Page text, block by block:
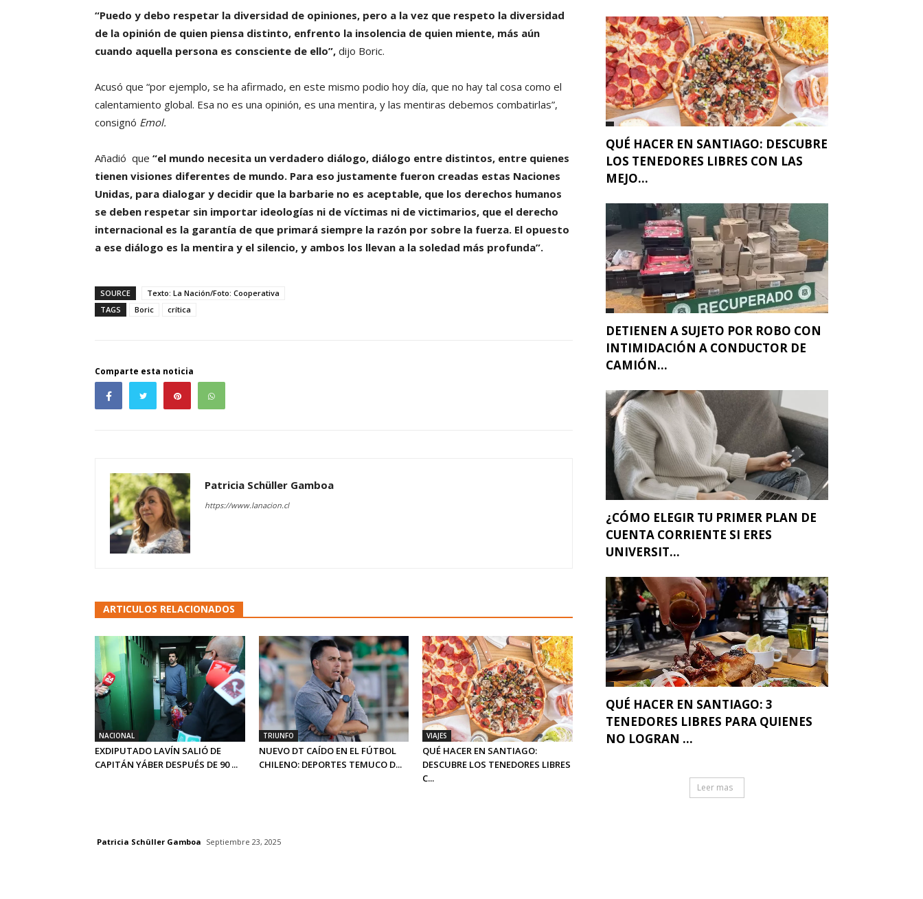
“Puedo y debo respetar la diversidad de opiniones, pero a la vez que respeto la diversidad
de la opinión de quien piensa distinto, enfrento la insolencia de quien miente, más aún
cuando aquella persona es consciente de ello”, dijo Boric.
Acusó que “por ejemplo, se ha afirmado, en este mismo podio hoy día, que no hay tal cosa como el
calentamiento global. Esa no es una opinión, es una mentira, y las mentiras debemos combatirlas”,
consignó Emol.
Añadió que “el mundo necesita un verdadero diálogo, diálogo entre distintos, entre quienes
tienen visiones diferentes de mundo. Para eso justamente fueron creadas estas Naciones
Unidas, para dialogar y decidir que la barbarie no es aceptable, que los derechos humanos
se deben respetar sin importar ideologías ni de víctimas ni de victimarios, que el derecho
internacional es la garantía de que primará siempre la razón por sobre la fuerza. El opuesto
a ese diálogo es la mentira y el silencio, y ambos los llevan a la soledad más profunda”.
SOURCE
Texto: La Nación/Foto: Cooperativa
TAGS
Boric crítica
Comparte esta noticia
Patricia Schüller Gamboa
https://www.lanacion.cl
ARTICULOS RELACIONADOS
NACIONAL
EXDIPUTADO LAVÍN SALIÓ DE
CAPITÁN YÁBER DESPUÉS DE 90 ...
TRIUNFO
NUEVO DT CAÍDO EN EL FÚTBOL
CHILENO: DEPORTES TEMUCO D...
VIAJES
QUÉ HACER EN SANTIAGO:
DESCUBRE LOS TENEDORES LIBRES
C...
QUÉ HACER EN SANTIAGO: DESCUBRE
LOS TENEDORES LIBRES CON LAS
MEJO...
DETIENEN A SUJETO POR ROBO CON
INTIMIDACIÓN A CONDUCTOR DE
CAMIÓN...
¿CÓMO ELEGIR TU PRIMER PLAN DE
CUENTA CORRIENTE SI ERES
UNIVERSIT...
QUÉ HACER EN SANTIAGO: 3
TENEDORES LIBRES PARA QUIENES
NO LOGRAN ...
Leer mas
Patricia Schüller Gamboa Septiembre 23, 2025